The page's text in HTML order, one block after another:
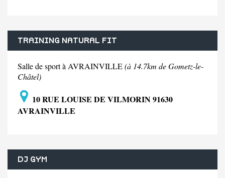
TRAINING NATURAL FIT
Salle de sport à AVRAINVILLE(à 14.7km de Gometz-le-
Châtel)
10 RUE LOUISE DE VILMORIN 91630
AVRAINVILLE
DJ GYM